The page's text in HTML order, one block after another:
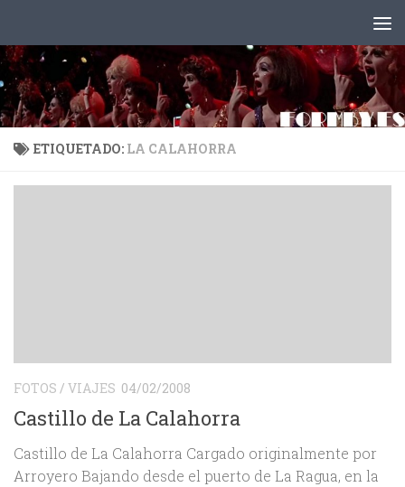
ETIQUETADO: LA CALAHORRA
FOTOS / VIAJES 04/02/2008
Castillo de La Calahorra
Castillo de La Calahorra Cargado originalmente por
Arroyero Bajando desde el puerto de La Ragua, en la